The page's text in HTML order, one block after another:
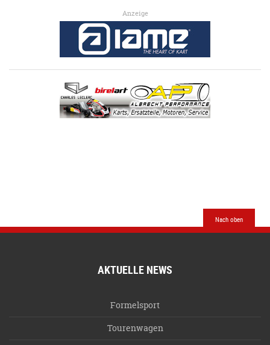
Anzeige
Nach oben
AKTUELLE NEWS
Formelsport
Tourenwagen